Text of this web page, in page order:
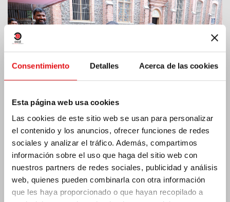
Consentimiento Detalles Acerca de las cookies
Esta página web usa cookies
Las cookies de este sitio web se usan para personalizar
el contenido y los anuncios, ofrecer funciones de redes
sociales y analizar el tráfico. Además, compartimos
información sobre el uso que haga del sitio web con
nuestros partners de redes sociales, publicidad y análisis
web, quienes pueden combinarla con otra información
que les haya proporcionado o que hayan recopilado a
Costa de Marfil: Doble jubileo de plata